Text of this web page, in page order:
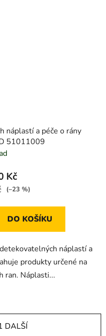
náplastí a péče o rány
51011009
Kč
(–23 %)
DO KOŠÍKU
náplastí a
produkty určené na
ran. Náplasti...
DALŠÍ